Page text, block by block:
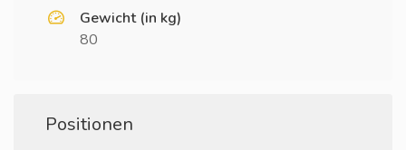
Gewicht (in kg)
80
Positionen